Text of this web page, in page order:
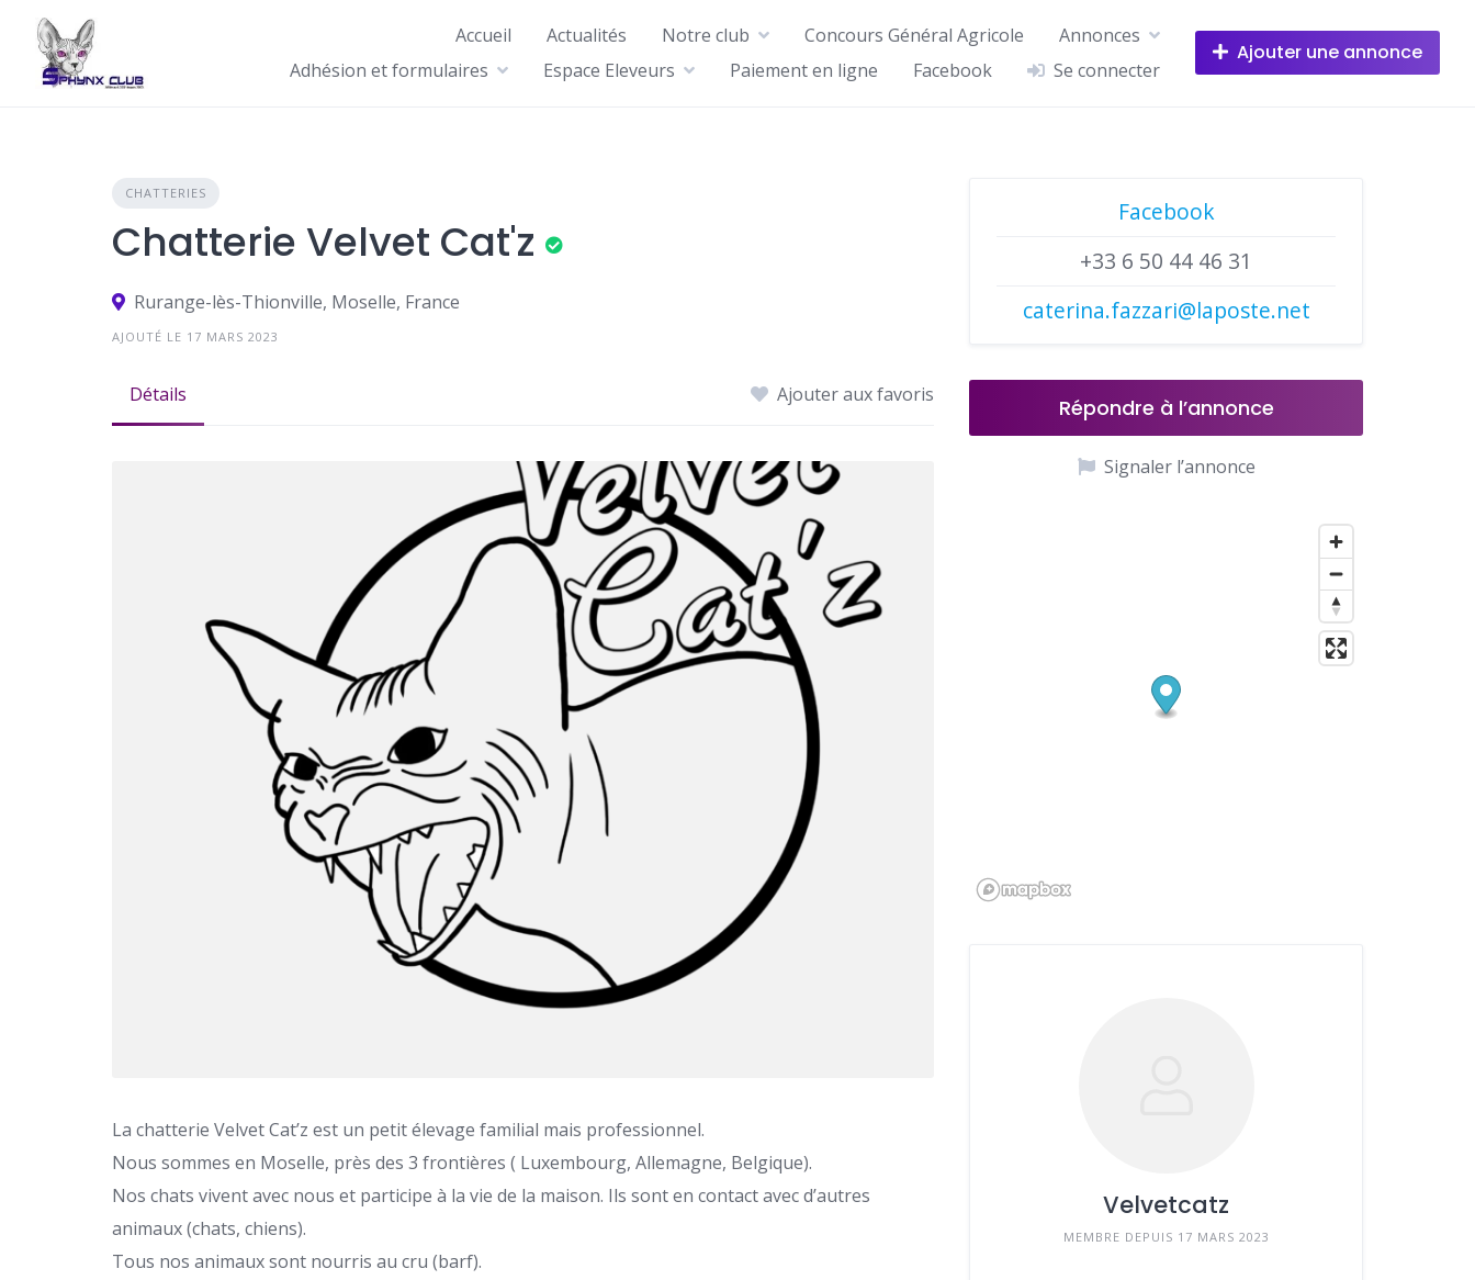
content
Accueil Actualités Notre club Concours Général Agricole
Annonces
Adhésion et formulaires
Espace Eleveurs Paiement en ligne Facebook Se connecter
Ajouter une annonce
CHATTERIES
Chatterie Velvet Cat'z
Rurange-lès-Thionville, Moselle, France
AJOUTÉ LE 17 MARS 2023
Détails Ajouter aux favoris
La chatterie Velvet Cat’z est un petit élevage familial mais professionnel.
Nous sommes en Moselle, près des 3 frontières ( Luxembourg, Allemagne, Belgique).
Nos chats vivent avec nous et participe à la vie de la maison. Ils sont en contact avec d’autres
animaux (chats, chiens).
Tous nos animaux sont nourris au cru (barf).
Facebook
+33 6 50 44 46 31
caterina.fazzari@laposte.net
Répondre à l’annonce
Signaler l’annonce
Velvetcatz
MEMBRE DEPUIS 17 MARS 2023